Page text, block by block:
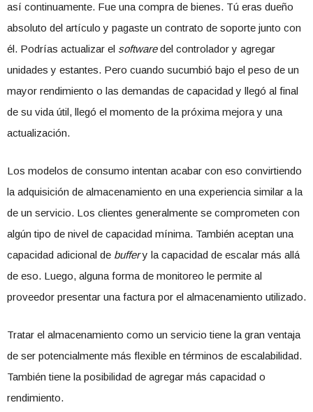
así continuamente. Fue una compra de bienes. Tú eras dueño
absoluto del artículo y pagaste un contrato de soporte junto con
él. Podrías actualizar el softwaredel controlador y agregar
unidades y estantes. Pero cuando sucumbió bajo el peso de un
mayor rendimiento o las demandas de capacidad y llegó al final
de su vida útil, llegó el momento de la próxima mejora y una
actualización.
Los modelos de consumo intentan acabar con eso convirtiendo
la adquisición de almacenamiento en una experiencia similar a la
de un servicio. Los clientes generalmente se comprometen con
algún tipo de nivel de capacidad mínima. También aceptan una
capacidad adicional de buffery la capacidad de escalar más allá
de eso. Luego, alguna forma de monitoreo le permite al
proveedor presentar una factura por el almacenamiento utilizado.
Tratar el almacenamiento como un servicio tiene la gran ventaja
de ser potencialmente más flexible en términos de escalabilidad.
También tiene la posibilidad de agregar más capacidad o
rendimiento.